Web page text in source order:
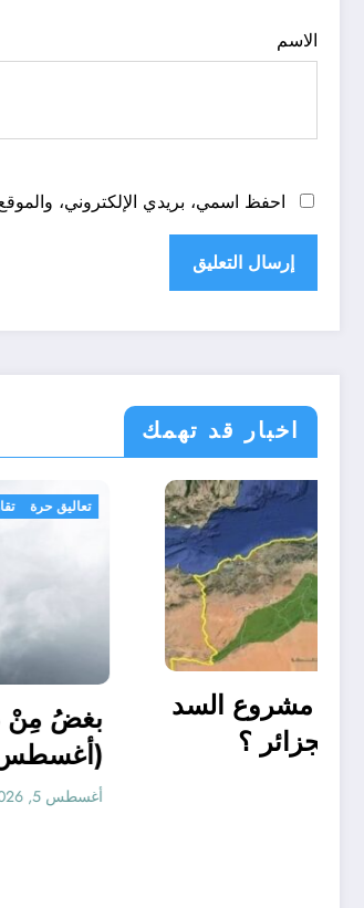
الاسم
احفظ اسمي، بريدي الإلكتروني،
اخبار قد تهمك
الجزائر الحدث
الى أين وصل مشروع السد
الأخضر في الجزائر ؟